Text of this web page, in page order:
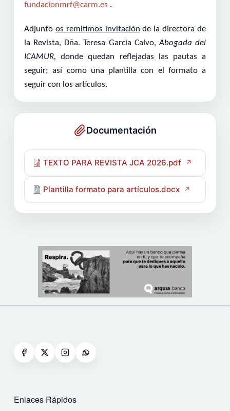
fundacionmrf@carm.es .
Adjunto os remitimos invitación de la directora de
la Revista, Dña. Teresa García Calvo,Abogada del
ICAMUR,donde quedan reflejadas las pautas a
seguir; así como una plantilla con el formato a
seguir con los artículos.
Documentación
TEXTO PARA REVISTA JCA 2026.pdf
Plantilla formato para artículos.docx
Enlaces Rápidos